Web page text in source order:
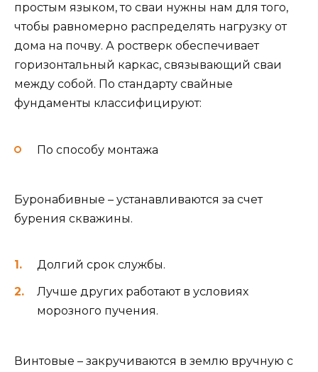
простым языком, то сваи нужны нам для того,
чтобы равномерно распределять нагрузку от
дома на почву. А ростверк обеспечивает
горизонтальный каркас, связывающий сваи
между собой. По стандарту свайные
фундаменты классифицируют:
По способу монтажа
Буронабивные – устанавливаются за счет
бурения скважины.
Долгий срок службы.
Лучше других работают в условиях
морозного пучения.
Винтовые – закручиваются в землю вручную с